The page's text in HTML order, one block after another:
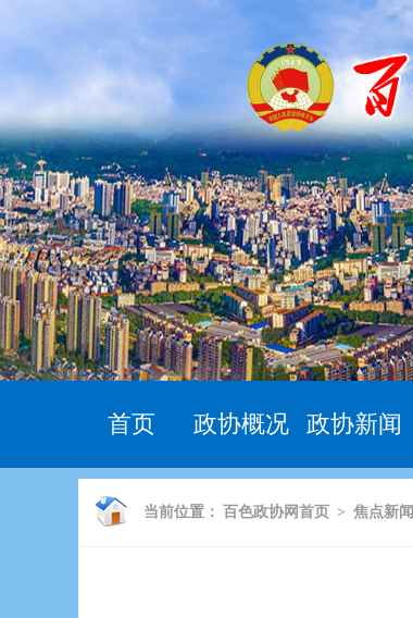
首页 政协概况 政协新闻
当前位置： 百色政协网首页 > 焦点新闻